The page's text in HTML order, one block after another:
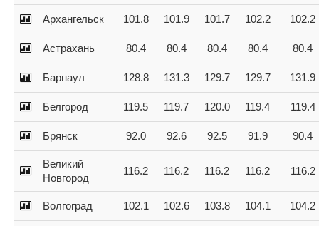
Архангельск 101.8 101.9 101.7 102.2 102.2
Астрахань 80.4 80.4 80.4 80.4 80.4
Барнаул 128.8 131.3 129.7 129.7 131.9
Белгород 119.5 119.7 120.0 119.4 119.4
Брянск 92.0 92.6 92.5 91.9 90.4
Великий
Новгород
116.2 116.2 116.2 116.2 116.2
Волгоград 102.1 102.6 103.8 104.1 104.2